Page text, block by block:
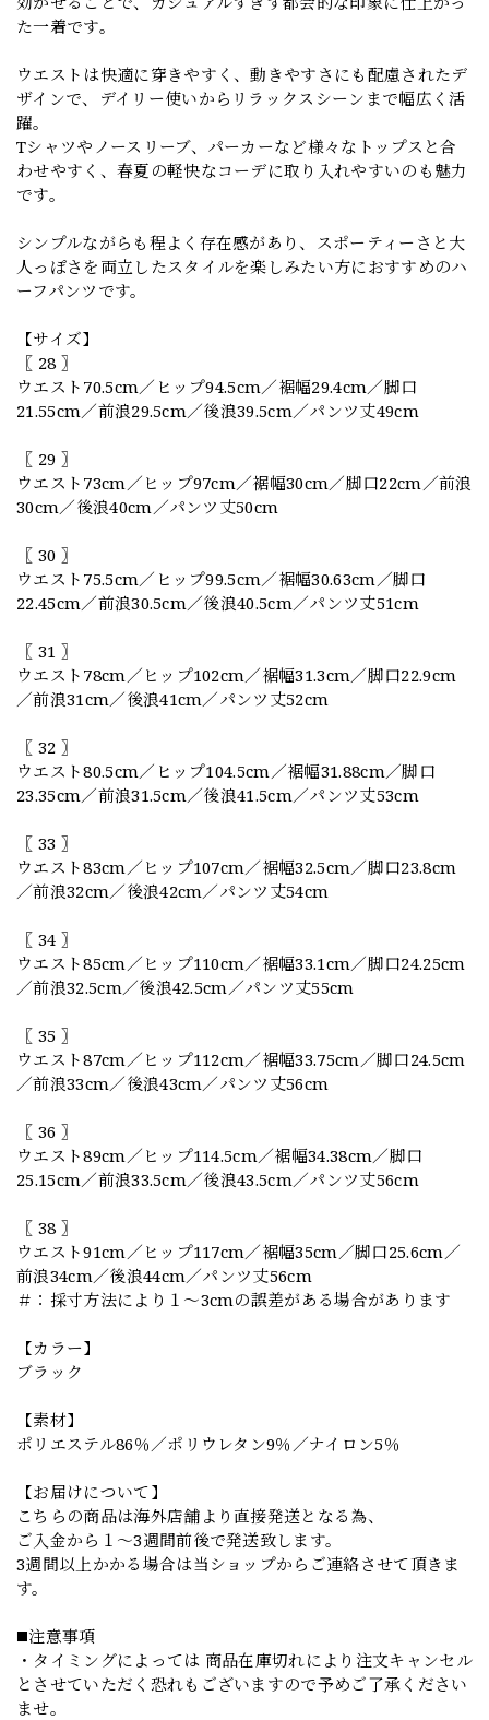
た一着です。
ウエストは快適に穿きやすく、動きやすさにも配慮されたデ
ザインで、デイリー使いからリラックスシーンまで幅広く活
躍。
Tシャツやノースリーブ、パーカーなど様々なトップスと合
わせやすく、春夏の軽快なコーデに取り入れやすいのも魅力
です。
シンプルながらも程よく存在感があり、スポーティーさと大
人っぽさを両立したスタイルを楽しみたい方におすすめのハ
ーフパンツです。
【サイズ】
〖 28 〗
ウエスト70.5cm／ヒップ94.5cm／裾幅29.4cm／脚口
21.55cm／前浪29.5cm／後浪39.5cm／パンツ丈49cm
〖 29 〗
ウエスト73cm／ヒップ97cm／裾幅30cm／脚口22cm／前浪
30cm／後浪40cm／パンツ丈50cm
〖 30 〗
ウエスト75.5cm／ヒップ99.5cm／裾幅30.63cm／脚口
22.45cm／前浪30.5cm／後浪40.5cm／パンツ丈51cm
〖 31 〗
ウエスト78cm／ヒップ102cm／裾幅31.3cm／脚口22.9cm
／前浪31cm／後浪41cm／パンツ丈52cm
〖 32 〗
ウエスト80.5cm／ヒップ104.5cm／裾幅31.88cm／脚口
23.35cm／前浪31.5cm／後浪41.5cm／パンツ丈53cm
〖 33 〗
ウエスト83cm／ヒップ107cm／裾幅32.5cm／脚口23.8cm
／前浪32cm／後浪42cm／パンツ丈54cm
〖 34 〗
ウエスト85cm／ヒップ110cm／裾幅33.1cm／脚口24.25cm
／前浪32.5cm／後浪42.5cm／パンツ丈55cm
〖 35 〗
ウエスト87cm／ヒップ112cm／裾幅33.75cm／脚口24.5cm
／前浪33cm／後浪43cm／パンツ丈56cm
〖 36 〗
ウエスト89cm／ヒップ114.5cm／裾幅34.38cm／脚口
25.15cm／前浪33.5cm／後浪43.5cm／パンツ丈56cm
〖 38 〗
ウエスト91cm／ヒップ117cm／裾幅35cm／脚口25.6cm／
前浪34cm／後浪44cm／パンツ丈56cm
＃：採寸方法により１～3cmの誤差がある場合があります
【カラー】
ブラック
【素材】
ポリエステル86％／ポリウレタン9％／ナイロン5％
【お届けについて】
こちらの商品は海外店舗より直接発送となる為、
ご入金から１～3週間前後で発送致します。
3週間以上かかる場合は当ショップからご連絡させて頂きま
す。
◼️注意事項
・タイミングによっては 商品在庫切れにより注文キャンセル
とさせていただく恐れもございますので予めご了承ください
ませ。